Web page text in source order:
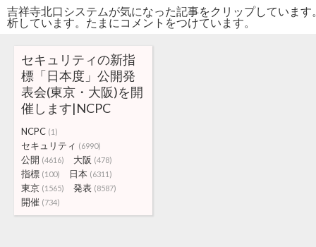
吉祥寺北口システムが気になった記事をクリップしていま
析しています。たまにコメントをつけています。
セキュリティの新指
標「日本度」公開発
表会(東京・大阪)を開
催します|NCPC
NCPC (1)
セキュリティ (6990)
公開 (4616) 大阪 (478)
指標 (100) 日本 (6311)
東京 (1565) 発表 (8587)
開催 (734)